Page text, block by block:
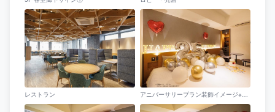
レストラン アニバーサリープラン装飾イメージ※デザインは変わることがあります。